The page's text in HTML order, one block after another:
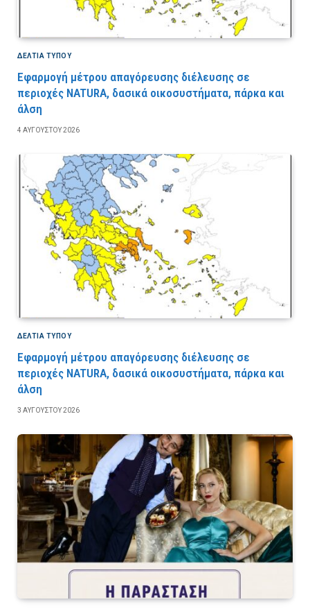
ΔΕΛΤΙΑ ΤΥΠΟΥ
Εφαρμογή μέτρου απαγόρευσης διέλευσης σε
περιοχές NATURA, δασικά οικοσυστήματα, πάρκα και
άλση
4 ΑΥΓΟΎΣΤΟΥ 2026
ΔΕΛΤΙΑ ΤΥΠΟΥ
Εφαρμογή μέτρου απαγόρευσης διέλευσης σε
περιοχές NATURA, δασικά οικοσυστήματα, πάρκα και
άλση
3 ΑΥΓΟΎΣΤΟΥ 2026